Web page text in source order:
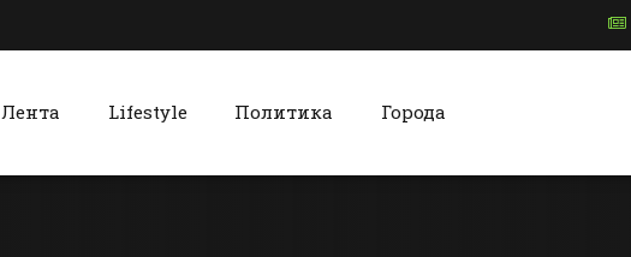
Лента Lifestyle Политика Города